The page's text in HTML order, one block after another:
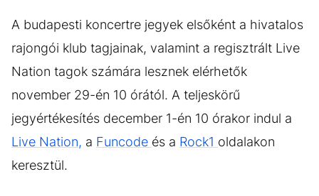
A budapesti koncertre jegyek elsőként a hivatalos
rajongói klub tagjainak, valamint a regisztrált Live
Nation tagok számára lesznek elérhetők
november 29-én 10 órától. A teljeskörű
jegyértékesítés december 1-én 10 órakor indul a
Live Nation, a Funcode és a Rock1 oldalakon
keresztül.